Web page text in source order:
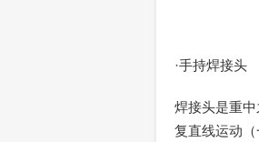
·手持焊接头
焊接头是重
复直线运动